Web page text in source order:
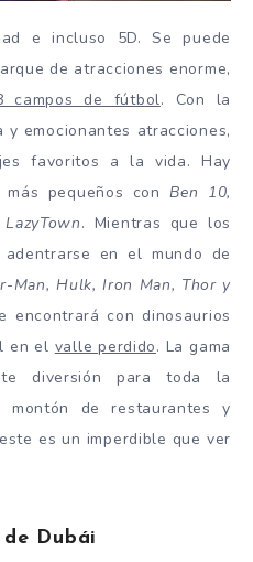
e incluso 5D. Se puede
de atracciones enorme,
campos de fútbol. Con la
emocionantes atracciones,
favoritos a la vida. Hay
más pequeños conBen 10,
. Mientras que los
en el mundo de
Man, Hulk, Iron Man, Thor y
encontrará con dinosaurios
en el valle perdido. La gama
diversión para toda la
de restaurantes y
es un imperdible que ver
Dubái